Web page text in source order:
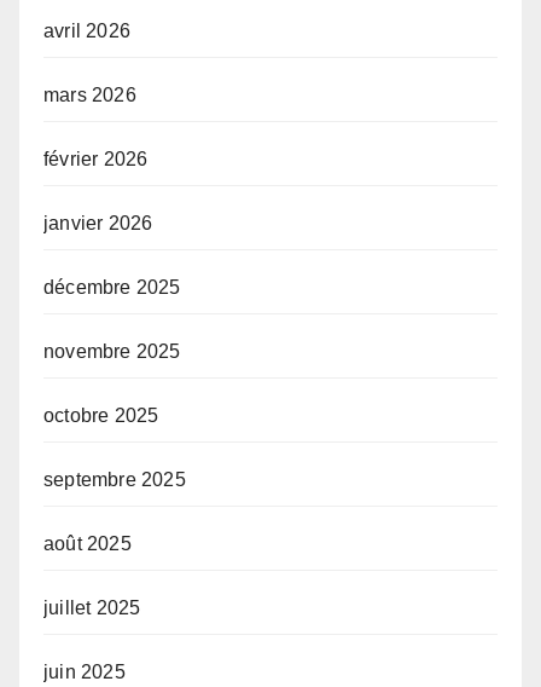
avril 2026
mars 2026
février 2026
janvier 2026
décembre 2025
novembre 2025
octobre 2025
septembre 2025
août 2025
juillet 2025
juin 2025